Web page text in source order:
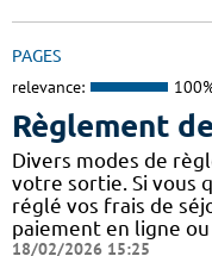
PAGES
relevance:
Règlement
Divers modes de
votre sortie. Si vous
réglé vos frais de
paiement en ligne
18/02/2026 15:25